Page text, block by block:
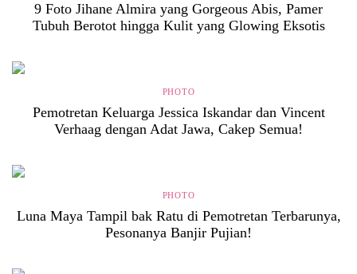
9 Foto Jihane Almira yang Gorgeous Abis, Pamer
Tubuh Berotot hingga Kulit yang Glowing Eksotis
PHOTO
Pemotretan Keluarga Jessica Iskandar dan Vincent
Verhaag dengan Adat Jawa, Cakep Semua!
PHOTO
Luna Maya Tampil bak Ratu di Pemotretan Terbarunya,
Pesonanya Banjir Pujian!